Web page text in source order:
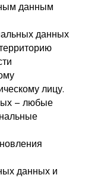
данным
данных
лицу.
– любые
данных и